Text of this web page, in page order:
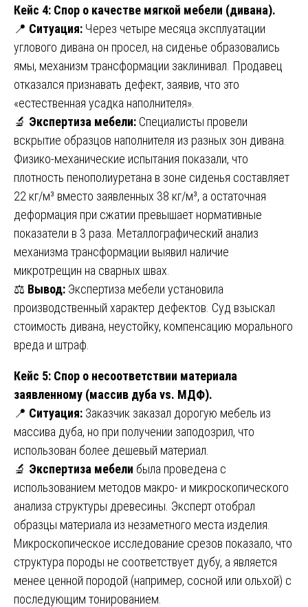
Кейс 4: Спор о качестве мягкой мебели (дивана).
📍 Ситуация: Через четыре месяца эксплуатации
углового дивана он просел, на сиденье образовались
ямы, механизм трансформации заклинивал. Продавец
отказался признавать дефект, заявив, что это
«естественная усадка наполнителя».
🔬 Экспертиза мебели: Специалисты провели
вскрытие образцов наполнителя из разных зон дивана.
Физико-механические испытания показали, что
плотность пенополиуретана в зоне сиденья составляет
22 кг/м³ вместо заявленных 38 кг/м³, а остаточная
деформация при сжатии превышает нормативные
показатели в 3 раза. Металлографический анализ
механизма трансформации выявил наличие
микротрещин на сварных швах.
⚖️ Вывод: Экспертиза мебели установила
производственный характер дефектов. Суд взыскал
стоимость дивана, неустойку, компенсацию морального
вреда и штраф.
Кейс 5: Спор о несоответствии материала
заявленному (массив дуба vs. МДФ).
📍 Ситуация: Заказчик заказал дорогую мебель из
массива дуба, но при получении заподозрил, что
использован более дешевый материал.
🔬 Экспертиза мебели была проведена с
использованием методов макро- и микроскопического
анализа структуры древесины. Эксперт отобрал
образцы материала из незаметного места изделия.
Микроскопическое исследование срезов показало, что
структура породы не соответствует дубу, а является
менее ценной породой (например, сосной или ольхой) с
последующим тонированием.